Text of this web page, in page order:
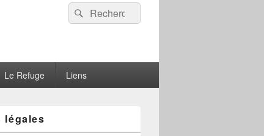
Recherche :
Rechercher
Le Refuge Liens
légales